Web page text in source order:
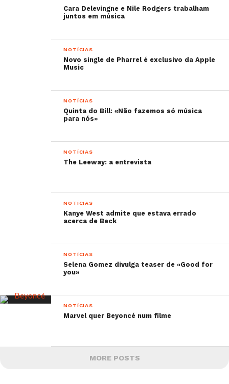
Cara Delevingne e Nile Rodgers trabalham
juntos em música
NOTÍCIAS
Novo single de Pharrel é exclusivo da Apple
Music
NOTÍCIAS
Quinta do Bill: «Não fazemos só música
para nós»
NOTÍCIAS
The Leeway: a entrevista
NOTÍCIAS
Kanye West admite que estava errado
acerca de Beck
NOTÍCIAS
Selena Gomez divulga teaser de «Good for
you»
NOTÍCIAS
Marvel quer Beyoncé num filme
MORE POSTS